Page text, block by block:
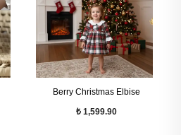
Berry Christmas Elbise
₺ 1,599.90